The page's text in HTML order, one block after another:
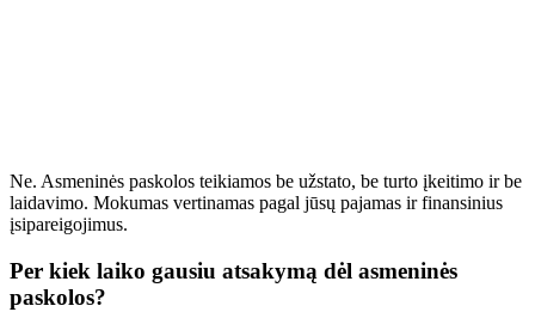
Ne. Asmeninės paskolos teikiamos be užstato, be turto įkeitimo ir be
laidavimo. Mokumas vertinamas pagal jūsų pajamas ir finansinius
įsipareigojimus.
Per kiek laiko gausiu atsakymą dėl asmeninės
paskolos?